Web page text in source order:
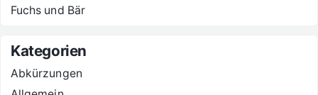
Fuchs und Bär
Kategorien
Abkürzungen